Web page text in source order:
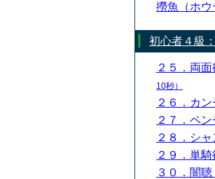
撈魚（ホ
初心者４級
２５．両
10秒）
２６．カ
２７．ペ
２８．シ
２９．単
３０．闇